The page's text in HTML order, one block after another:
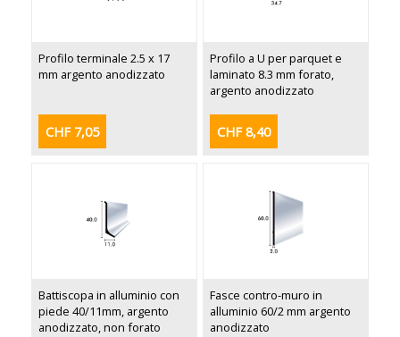
Profilo terminale 2.5 x 17
mm argento anodizzato
CHF 7,05
Profilo a U per parquet e
laminato 8.3 mm forato,
argento anodizzato
CHF 8,40
Battiscopa in alluminio con
piede 40/11mm, argento
anodizzato, non forato
Fasce contro-muro in
alluminio 60/2 mm argento
anodizzato